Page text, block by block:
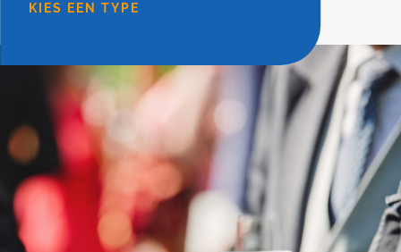
KIES EEN TYPE